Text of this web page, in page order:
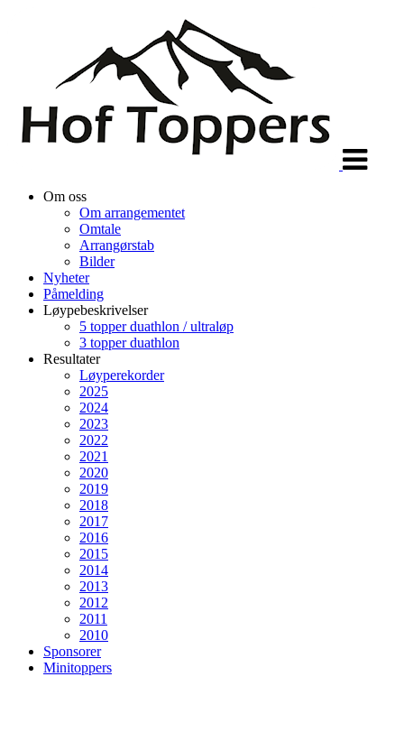
Om oss
Om arrangementet
Omtale
Arrangørstab
Bilder
Nyheter
Påmelding
Løypebeskrivelser
5 topper duathlon / ultraløp
3 topper duathlon
Resultater
Løyperekorder
2025
2024
2023
2022
2021
2020
2019
2018
2017
2016
2015
2014
2013
2012
2011
2010
Sponsorer
Minitoppers